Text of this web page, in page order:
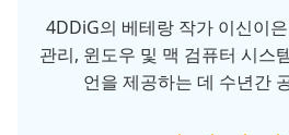
4DDiG의 베테랑 작가 이신이
관리, 윈도우 및 맥 검퓨터 시스
언을 제공하는 데 수년간